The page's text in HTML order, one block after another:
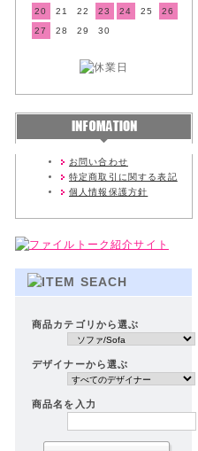
20
21 22 23 24 25
26
27
28 29 30
お問い合わせ
特定商取引に関する表記
個人情報保護方針
商品カテゴリから選ぶ
デザイナーから選ぶ
商品名を入力